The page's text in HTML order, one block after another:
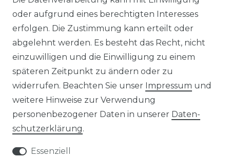
HERSTELLER
REFERENZEN
Widerrufs­recht
oder aufgrund eines berechtigten Interesses
erfolgen. Die Zustimmung kann erteilt oder
abgelehnt werden. Es besteht das Recht, nicht
einzuwilligen und die Einwilligung zu einem
späteren Zeitpunkt zu ändern oder zu
widerrufen. Beachten Sie unser Impressum und
weitere Hinweise zur Verwendung
personenbezogener Daten in unserer Daten­
schutz­erklärung.
Essenziell